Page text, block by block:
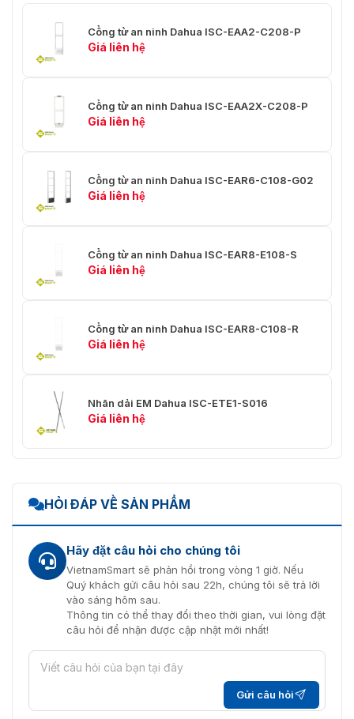
Kích thước bao bì
của anten
(65.6'' × 18.1'' × 8.3'')
Trọng lượng tổng
Nhiệt độ hoạt động
Độ ẩm hoạt động
Cổng từ an ninh Dahua ISC-EAA2-C208-P
Giá liên hệ
Cổng từ an ninh Dahua ISC-EAA2X-C208-P
Giá liên hệ
Cổng từ an ninh Dahua ISC-EAR6-C108-G02
Giá liên hệ
Cổng từ an ninh Dahua ISC-EAR8-E108-S
Giá liên hệ
Cổng từ an ninh Dahua ISC-EAR8-C108-R
Giá liên hệ
Nhãn dải EM Dahua ISC-ETE1-S016
Giá liên hệ
HỎI ĐÁP VỀ SẢN PHẨM
Hãy đặt câu hỏi cho chúng tôi
VietnamSmart sẽ phản hồi trong vòng 1 giờ. Nếu
Quý khách gửi câu hỏi sau 22h, chúng tôi sẽ trả lời
vào sáng hôm sau.
Thông tin có thể thay đổi theo thời gian, vui lòng đặt
câu hỏi để nhận được cập nhật mới nhất!
Gửi câu hỏi